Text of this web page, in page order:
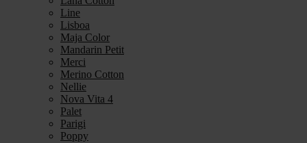
Line
Lisboa
Maja Color
Mandarin Petit
Merci
Merino Cotton
Nellie
Nova Vita 4
Palet
Parigi
Poppy